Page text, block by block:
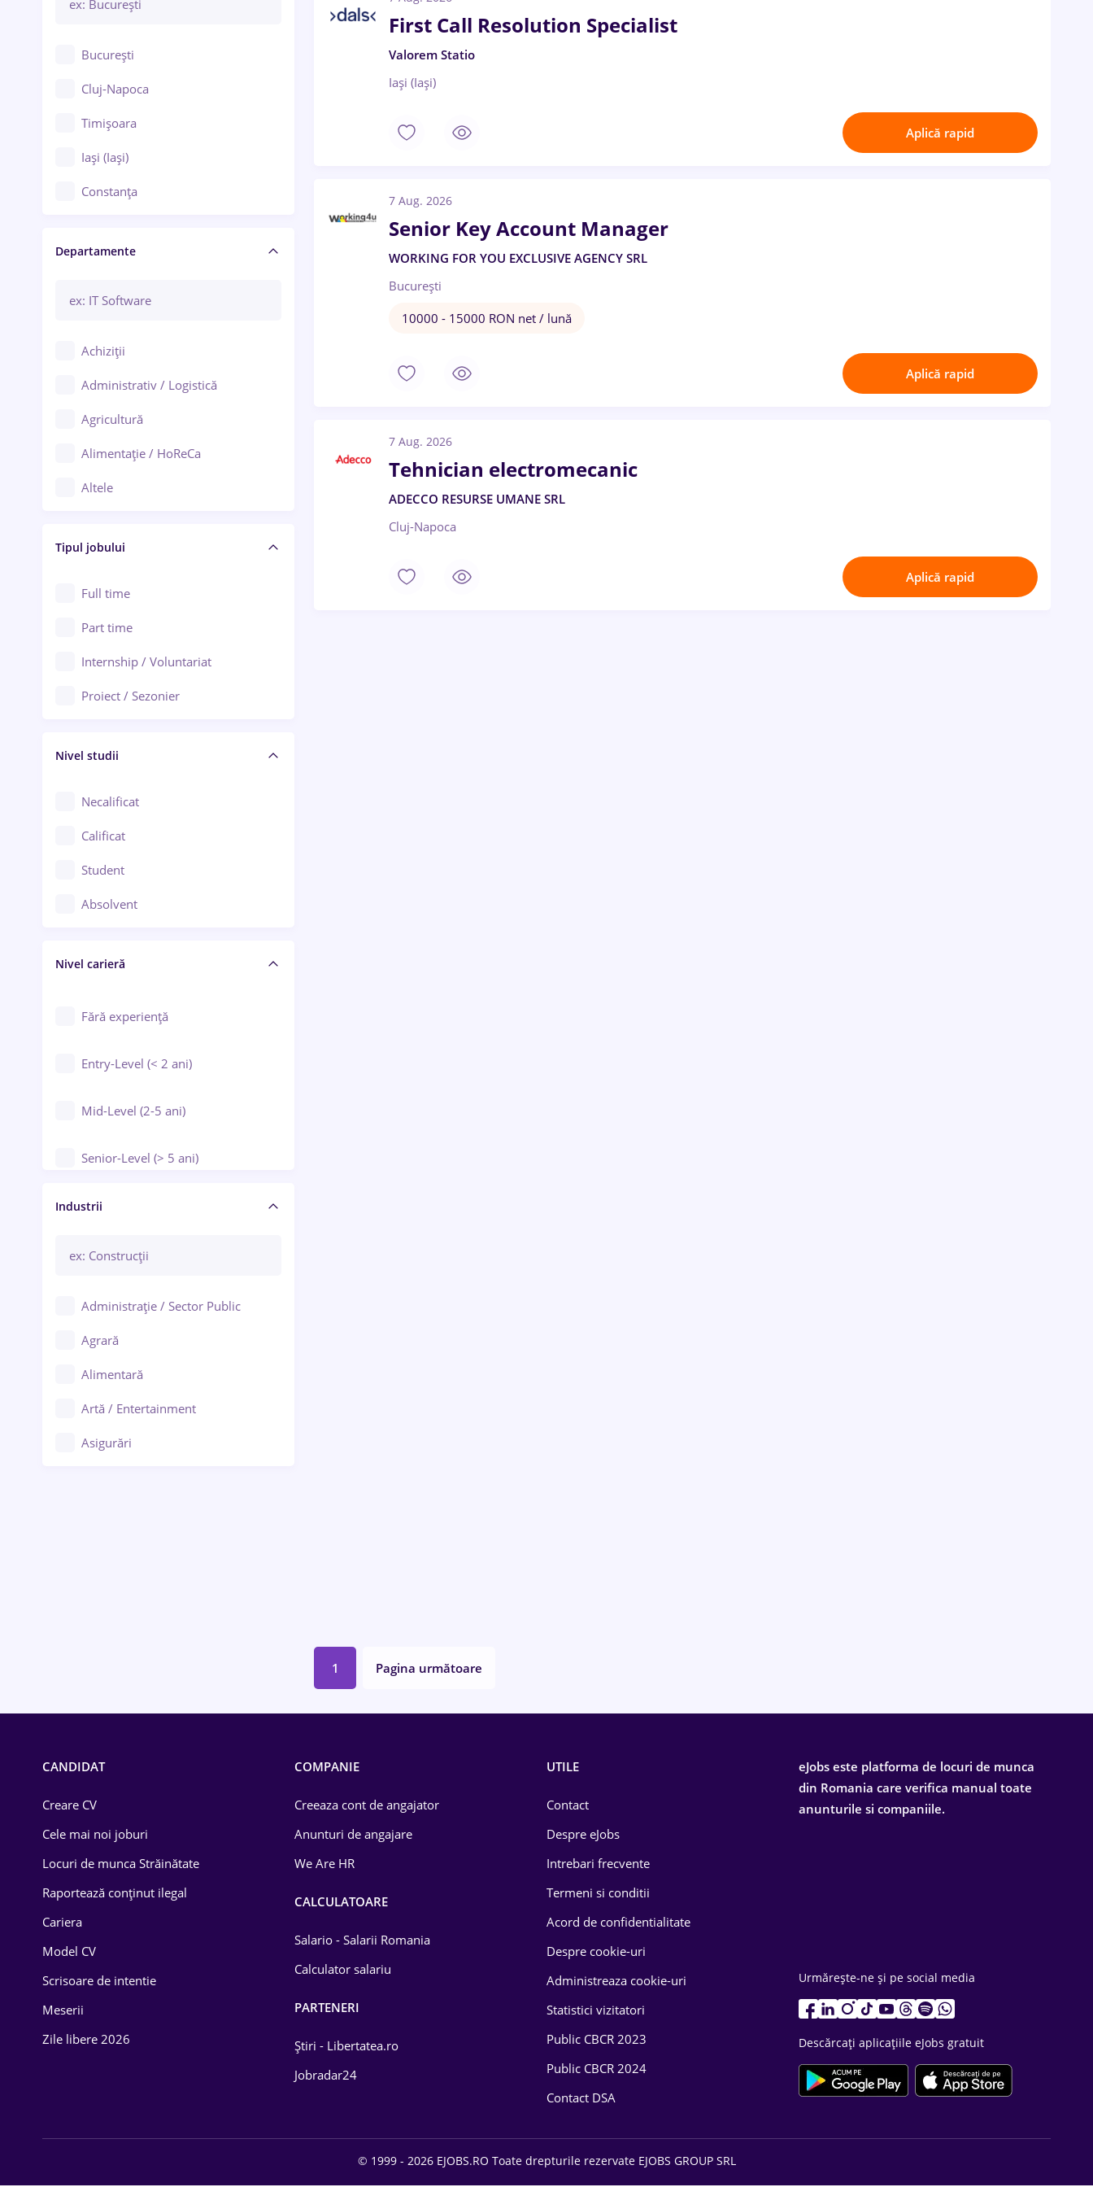
București
Cluj-Napoca
Timișoara
Iași (Iași)
Constanța
Brașov
Bacău
Galați (Galați)
Ploiești
Arad
Baia Mare
Bârlad
Bistrița (Bistrița-Năsăud)
Departamente
Achiziții
Administrativ / Logistică
Agricultură
Alimentație / HoReCa
Altele
Asigurări
Au pair / Babysitter / Curățenie
Audit / Consultanță
Auto / Echipamente
Automatizări
Cercetare - dezvoltare
Chimie / Biochimie
Confecții / Design vestimentar
Construcții / Instalații
Controlul calității
Educație / Training / Arte
Tipul jobului
Full time
Part time
Internship / Voluntariat
Proiect / Sezonier
Nivel studii
Necalificat
Calificat
Student
Absolvent
Nivel carieră
Fără experiență
Entry-Level (< 2 ani)
Mid-Level (2-5 ani)
Senior-Level (> 5 ani)
Manager / Executiv
Industrii
Administrație / Sector Public
Agrară
Alimentară
Artă / Entertainment
Asigurări
Energetică
Mașini / Auto
Media / Internet
Medicină / Sănătate
First Call Resolution Specialist
Valorem Statio
Iași (Iași)
Aplică rapid
7 Aug. 2026
Senior Key Account Manager
WORKING FOR YOU EXCLUSIVE AGENCY SRL
București
10000 - 15000 RON net / lună
Aplică rapid
7 Aug. 2026
Tehnician electromecanic
ADECCO RESURSE UMANE SRL
Cluj-Napoca
Aplică rapid
1 Pagina următoare
CANDIDAT
Creare CV
Cele mai noi joburi
Locuri de munca Străinătate
Raportează conținut ilegal
Cariera
Model CV
Scrisoare de intentie
Meserii
Zile libere 2026
COMPANIE
Creeaza cont de angajator
Anunturi de angajare
We Are HR
CALCULATOARE
Salario - Salarii Romania
Calculator salariu
PARTENERI
Știri - Libertatea.ro
Jobradar24
UTILE
Contact
Despre eJobs
Intrebari frecvente
Termeni si conditii
Acord de confidentialitate
Despre cookie-uri
Administreaza cookie-uri
Statistici vizitatori
Public CBCR 2023
Public CBCR 2024
Contact DSA
eJobs este platforma de locuri de munca
din Romania care verifica manual toate
anunturile si companiile.
Urmărește-ne și pe social media
Descărcați aplicațiile eJobs gratuit
© 1999 - 2026 EJOBS.RO Toate drepturile rezervate EJOBS GROUP SRL